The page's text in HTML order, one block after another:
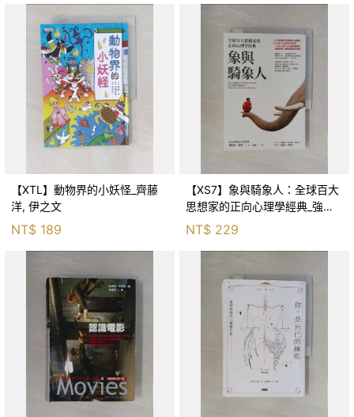
【XTL】動物界的小妖怪_齊藤
洋, 伊之文
NT$ 189
【XS7】象與騎象人：全球百大
思想家的正向心理學經典_強納
森．海德, 李靜瑤
NT$ 229